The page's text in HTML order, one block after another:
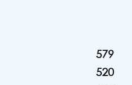
579
520